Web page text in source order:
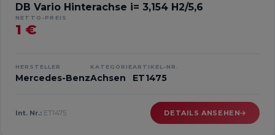
DB Vario Hinterachse i= 3,154 H2/5,6
NETTO-PREIS
1 €
HERSTELLER
Mercedes-Benz
KATEGORIE
Achsen
ARTIKEL-NR.
ET1475
Int. Nr.: ET1475 DETAILS ANSEHEN